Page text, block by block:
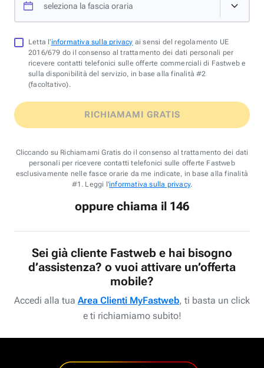
seleziona la fascia oraria
Letta l'informativa sulla privacy ai sensi del regolamento UE
2016/679 do il consenso al trattamento dei dati personali per
ricevere contatti telefonici sulle offerte commerciali di Fastweb e
sulla disponibilità del servizio, in base alla finalità #2
(facoltativo).
RICHIAMAMI GRATIS
Cliccando su Richiamami Gratis do il consenso al trattamento dei dati
personali per ricevere contatti telefonici sulle offerte Fastweb
esclusivamente nelle fasce orarie da me indicate, in base alla finalità
#1. Leggi l'informativa sulla privacy.
oppure chiama il 146
Sei già cliente Fastweb e hai bisogno
d’assistenza? o vuoi attivare un’offerta
mobile?
Accedi alla tua Area Clienti MyFastweb, ti basta un click
e ti richiamiamo subito!